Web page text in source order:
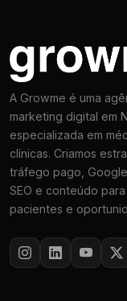
A Growme é uma
marketing digital em
especializada em
clínicas. Criamos
tráfego pago, Google
SEO e conteúdo
pacientes e